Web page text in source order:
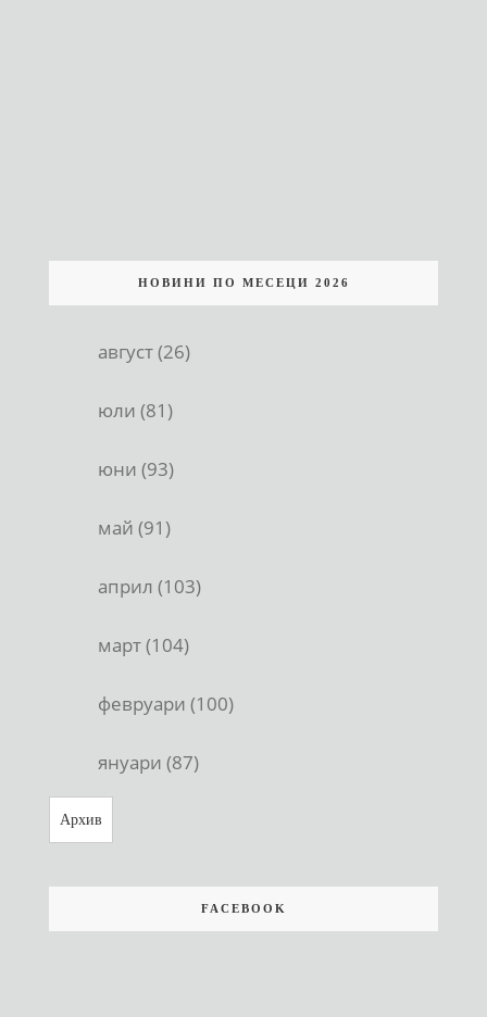
НОВИНИ ПО МЕСЕЦИ 2026
август (26)
юли (81)
юни (93)
май (91)
април (103)
март (104)
февруари (100)
януари (87)
Архив
FACEBOOK